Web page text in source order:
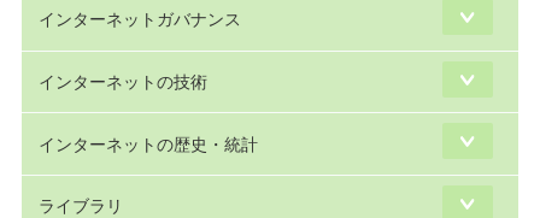
インターネットガバナンス
インターネットの技術
インターネットの歴史・統計
ライブラリ